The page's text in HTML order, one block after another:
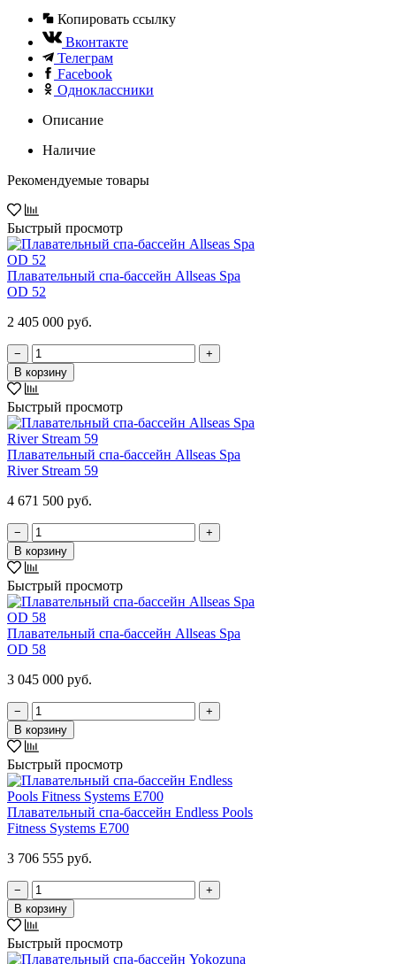
Копировать ссылку
Вконтакте
Телеграм
Facebook
Одноклассники
Описание
Наличие
Рекомендуемые товары
Быстрый просмотр
Плавательный спа-бассейн Allseas Spa
OD 52
2 405 000 руб.
−
+
В корзину
Быстрый просмотр
Плавательный спа-бассейн Allseas Spa
River Stream 59
4 671 500 руб.
−
+
В корзину
Быстрый просмотр
Плавательный спа-бассейн Allseas Spa
OD 58
3 045 000 руб.
−
+
В корзину
Быстрый просмотр
Плавательный спа-бассейн Endless Pools
Fitness Systems E700
3 706 555 руб.
−
+
В корзину
Быстрый просмотр